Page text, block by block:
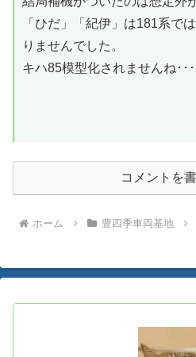
「ひだ」「紀伊」は181系で
りませんでした。
キハ85模型化されませんね･･･
コメントを
ホーム 豊四季車両基地